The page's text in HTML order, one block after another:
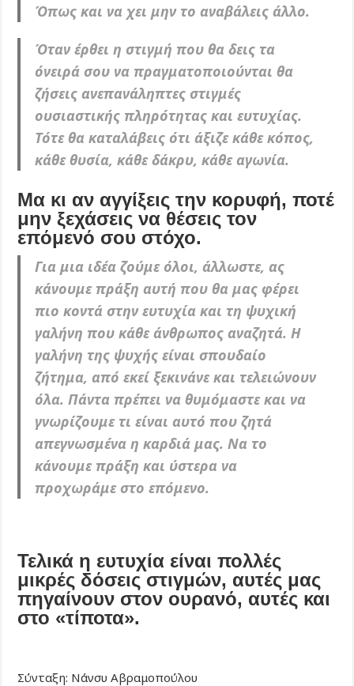
Όπως και να χει μην το αναβάλεις άλλο.
Όταν έρθει η στιγμή που θα δεις τα
όνειρά σου να πραγματοποιούνται θα
ζήσεις ανεπανάληπτες στιγμές
ουσιαστικής πληρότητας και ευτυχίας.
Τότε θα καταλάβεις ότι άξιζε κάθε κόπος,
κάθε θυσία, κάθε δάκρυ, κάθε αγωνία.
Μα κι αν αγγίξεις την κορυφή, ποτέ
μην ξεχάσεις να θέσεις τον
επόμενό σου στόχο.
Για μια ιδέα ζούμε όλοι, άλλωστε, ας
κάνουμε πράξη αυτή που θα μας φέρει
πιο κοντά στην ευτυχία και τη ψυχική
γαλήνη που κάθε άνθρωπος αναζητά. Η
γαλήνη της ψυχής είναι σπουδαίο
ζήτημα, από εκεί ξεκινάνε και τελειώνουν
όλα. Πάντα πρέπει να θυμόμαστε και να
γνωρίζουμε τι είναι αυτό που ζητά
απεγνωσμένα η καρδιά μας. Να το
κάνουμε πράξη και ύστερα να
προχωράμε στο επόμενο.
Τελικά η ευτυχία είναι πολλές
μικρές δόσεις στιγμών, αυτές μας
πηγαίνουν στον ουρανό, αυτές και
στο «τίποτα».
Σύνταξη: Νάνσυ Αβραμοπούλου